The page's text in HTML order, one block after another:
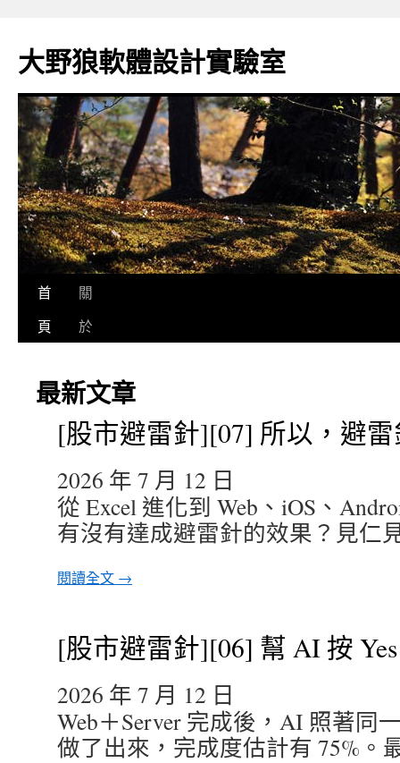
主
要
容
大野狼軟體設計實驗室
首
頁
關
於
最新文章
[股市避雷針][07] 所以，避
2026 年 7 月 12 日
從 Excel 進化到 Web、iOS、
有沒有達成避雷針的效果？見仁
閱讀全文 →
[股市避雷針][06] 幫 AI 按 Yes
2026 年 7 月 12 日
Web＋Server 完成後，AI 照著同
做了出來，完成度估計有 75%